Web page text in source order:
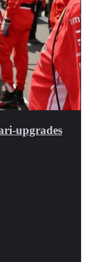
upgrades